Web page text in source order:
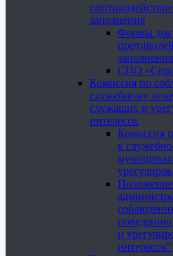
заполнения
Формы
заполнения
СПО
Комиссия по
служебному
служащих и
интересов
Комиссия
к
и
интересов"